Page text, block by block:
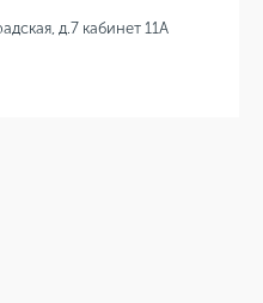
д.7 кабинет 11А